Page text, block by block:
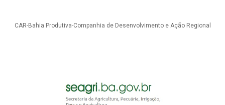
CAR-Bahia Produtiva-Companhia de Desenvolvimento e Ação Regional